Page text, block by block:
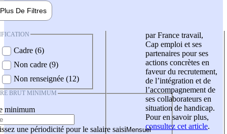
Plus De Filtres
Cadre (6)
Non cadre (9)
Non renseignée (12)
BRUT MINIMUM
minimum
une périodicité pour le salaire saisi
par France travail,
Cap emploi et ses
partenaires pour ses
actions concrètes en
faveur du recrutement,
de l’intégration et de
l’accompagnement de
ses collaborateurs en
situation de handicap.
Pour en savoir plus,
consultez cet article.